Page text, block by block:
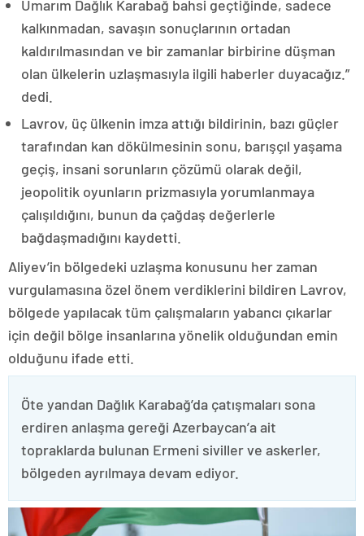
Umarım Dağlık Karabağ bahsi geçtiğinde, sadece
kalkınmadan, savaşın sonuçlarının ortadan
kaldırılmasından ve bir zamanlar birbirine düşman
olan ülkelerin uzlaşmasıyla ilgili haberler duyacağız.”
dedi.
Lavrov, üç ülkenin imza attığı bildirinin, bazı güçler
tarafından kan dökülmesinin sonu, barışçıl yaşama
geçiş, insani sorunların çözümü olarak değil,
jeopolitik oyunların prizmasıyla yorumlanmaya
çalışıldığını, bunun da çağdaş değerlerle
bağdaşmadığını kaydetti.
Aliyev’in bölgedeki uzlaşma konusunu her zaman
vurgulamasına özel önem verdiklerini bildiren Lavrov,
bölgede yapılacak tüm çalışmaların yabancı çıkarlar
için değil bölge insanlarına yönelik olduğundan emin
olduğunu ifade etti.
Öte yandan Dağlık Karabağ’da çatışmaları sona
erdiren anlaşma gereği Azerbaycan’a ait
topraklarda bulunan Ermeni siviller ve askerler,
bölgeden ayrılmaya devam ediyor.